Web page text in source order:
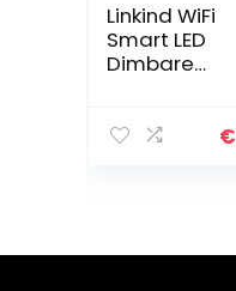
Linkind WiFi
Smart LED
Dimbare
4.5W Edison€